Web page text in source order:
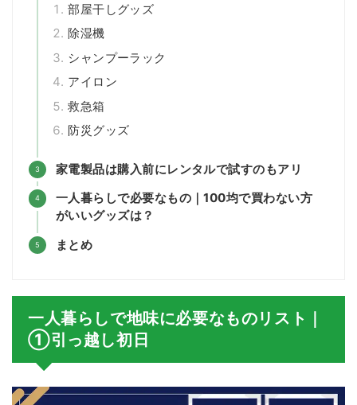
部屋干しグッズ
除湿機
シャンプーラック
アイロン
救急箱
防災グッズ
家電製品は購入前にレンタルで試すのもアリ
一人暮らしで必要なもの｜100均で買わない方
がいいグッズは？
まとめ
一人暮らしで地味に必要なものリスト｜
①引っ越し初日